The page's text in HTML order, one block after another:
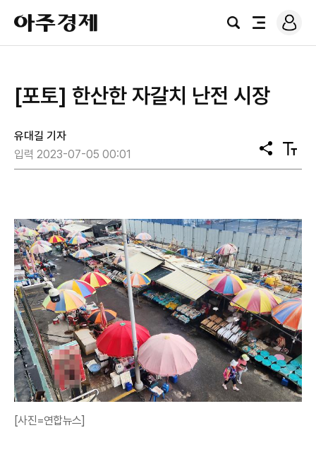
아
주
경
검
전
로
그
[포토] 한산한 자갈치 난전 시장
유대길 기자
입력 2023-07-05 00:01
공
유
텍
스
[사진=연합뉴스]